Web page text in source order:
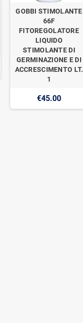
GOBBI STIMOLANTE
66F
FITOREGOLATORE
LIQUIDO
STIMOLANTE DI
GERMINAZIONE E DI
ACCRESCIMENTO LT.
1
€45.00